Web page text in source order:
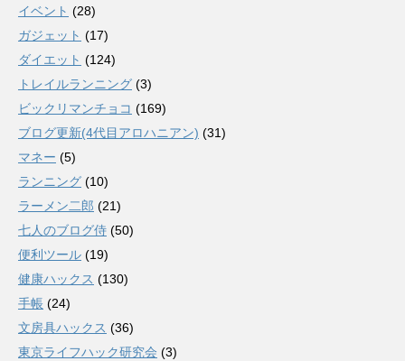
イベント (28)
ガジェット (17)
ダイエット (124)
トレイルランニング (3)
ビックリマンチョコ (169)
ブログ更新(4代目アロハニアン) (31)
マネー (5)
ランニング (10)
ラーメン二郎 (21)
七人のブログ侍 (50)
便利ツール (19)
健康ハックス (130)
手帳 (24)
文房具ハックス (36)
東京ライフハック研究会 (3)